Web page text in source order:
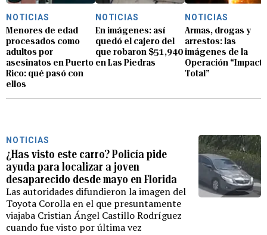
NOTICIAS
Menores de edad
procesados como
adultos por
asesinatos en Puerto
Rico: qué pasó con
ellos
NOTICIAS
En imágenes: así
quedó el cajero del
que robaron $51,940
en Las Piedras
NOTICIAS
Armas, drogas y
arrestos: las
imágenes de la
Operación “Impacto
Total”
NOTICIAS
¿Has visto este carro? Policía pide
ayuda para localizar a joven
desaparecido desde mayo en Florida
Las autoridades difundieron la imagen del
Toyota Corolla en el que presuntamente
viajaba Cristian Ángel Castillo Rodríguez
cuando fue visto por última vez